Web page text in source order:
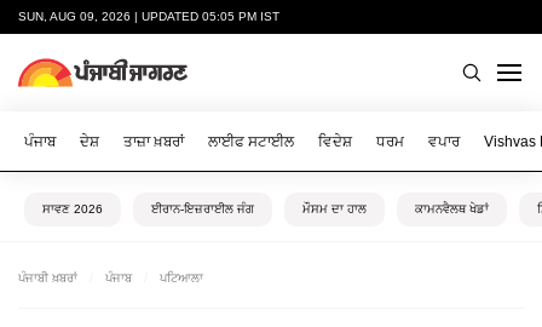
SUN, AUG 09, 2026 | UPDATED 05:05 PM IST
ਪੰਜਾਬ ਦੇਸ਼ ਤਾਜ਼ਾ ਖ਼ਬਰਾਂ ਲਾਈਫ ਸਟਾਈਲ ਵਿਦੇਸ਼ ਧਰਮ ਵਪਾਰ Vishvas
ਸਾਵਣ 2026 ਈਰਾਨ-ਇਜ਼ਰਾਈਲ ਜੰਗ ਮੌਸਮ ਦਾ ਹਾਲ ਕਾਮਨਵੈਲਥ ਖੇਡਾਂ
ਪੰਜਾਬੀ ਖ਼ਬਰਾਂ ਪੰਜਾਬ ਪਟਿਆਲਾ